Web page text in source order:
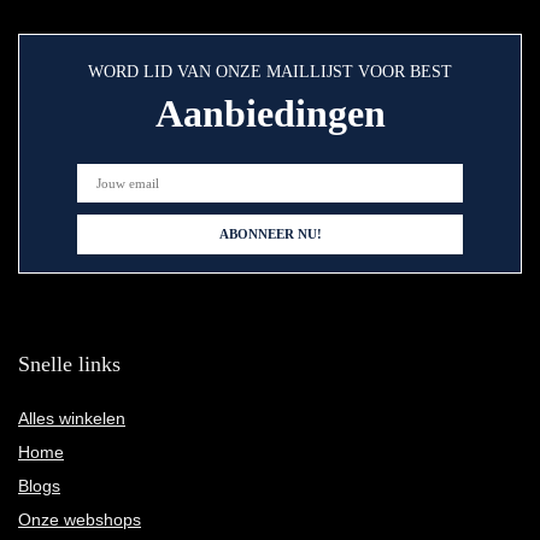
WORD LID VAN ONZE MAILLIJST VOOR BEST
Aanbiedingen
Snelle links
Alles winkelen
Home
Blogs
Onze webshops